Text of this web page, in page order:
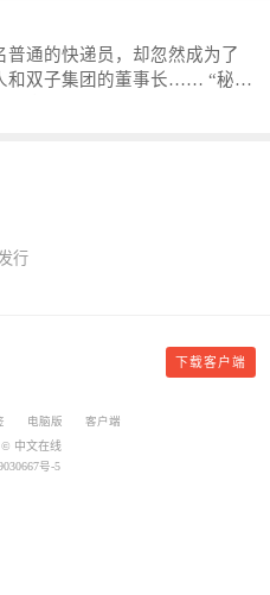
。 江湖传闻：龙
尘一出，鬼泣神哭。 本
同，那就是真事儿，想要对
群：487963015 微信公众号：
：pingfanmoshushi1982,公众
普通的快递员，却忽然成为了
双子集团的董事长…… “秘
富翁的吃喝住行标准！” “好
到的。
行
下载客户端
电脑版
客户端
© 中文在线
号-5